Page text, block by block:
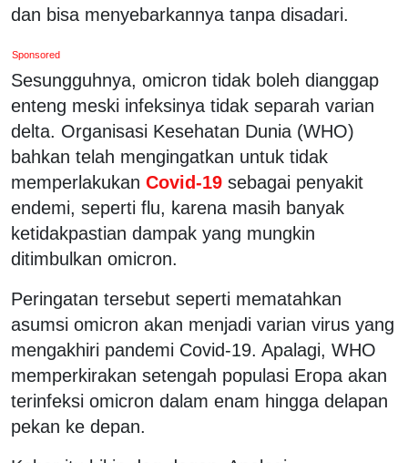
dan bisa menyebarkannya tanpa disadari.
Sponsored
Sesungguhnya, omicron tidak boleh dianggap
enteng meski infeksinya tidak separah varian
delta. Organisasi Kesehatan Dunia (WHO)
bahkan telah mengingatkan untuk tidak
memperlakukan Covid-19 sebagai penyakit
endemi, seperti flu, karena masih banyak
ketidakpastian dampak yang mungkin
ditimbulkan omicron.
Peringatan tersebut seperti mematahkan
asumsi omicron akan menjadi varian virus yang
mengakhiri pandemi Covid-19. Apalagi, WHO
memperkirakan setengah populasi Eropa akan
terinfeksi omicron dalam enam hingga delapan
pekan ke depan.